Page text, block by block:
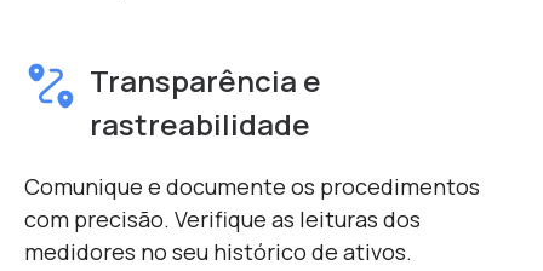
Transparência e
rastreabilidade
Comunique e documente os procedimentos
com precisão. Verifique as leituras dos
medidores no seu histórico de ativos.